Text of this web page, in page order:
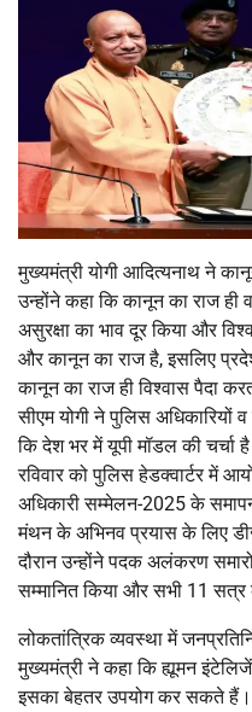
मुख्यमंत्री योगी आदित्यनाथ ने
उन्होंने कहा कि कानून का राज
असुरक्षा का भाव दूर किया और
और कानून का राज है, इसलिए
कानून का राज ही विश्वास पैदा
सीएम योगी ने पुलिस अधिकारियों
कि देश भर में यूपी मॉडल की चर्चा
रविवार को पुलिस हेडक्वार्टर में
अधिकारी सम्मेलन-2025 के
मंथन के अभिनव प्रयास के लिए
दौरान उन्होंने पदक अलंकरण
सम्मानित किया और सभी 11 सत्र
लोकतांत्रिक व्यवस्था में
मुख्यमंत्री ने कहा कि ह्यूमन
इसका बेहतर उपयोग कर सकते हैं।